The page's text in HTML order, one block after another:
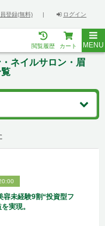
登録(無料) | ログイン
閲覧履歴 カート MENU
ネイルサロン・眉
容未経験9割“投資型フ
実現。